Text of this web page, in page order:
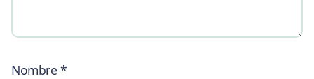
Nombre *